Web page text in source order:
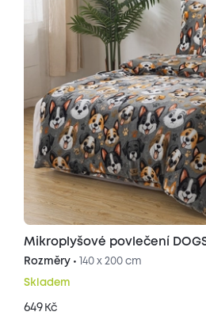
Mikroplyšové povlečení
Rozměry • 140 x 200 cm
Skladem
649 Kč